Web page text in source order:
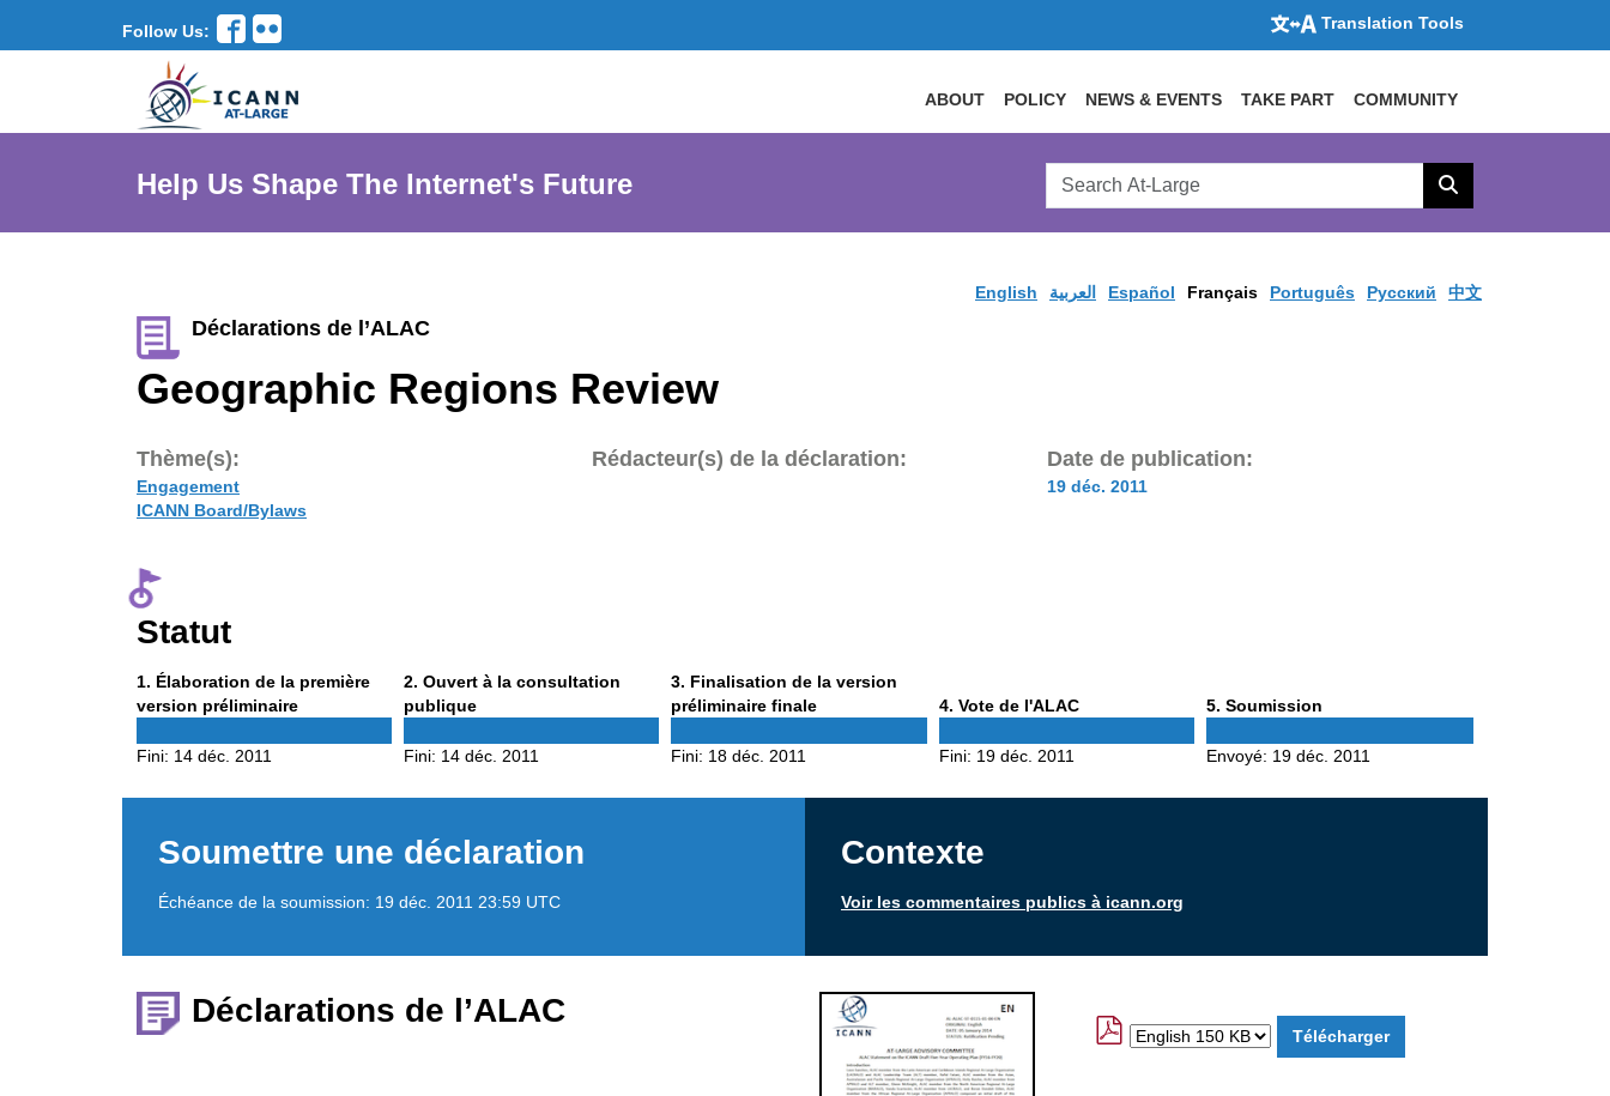
Follow Us: Translation Tools
ABOUT POLICY NEWS & EVENTS TAKE PART COMMUNITY
Help Us Shape The Internet's Future
Search
AtLarge
Search
English العربية Español Français Português Pусский 中文
Déclarations de l’ALAC
Geographic Regions Review
Thème(s):
Engagement
ICANN Board/Bylaws
Rédacteur(s) de la déclaration: Date de publication:
19 déc. 2011
Statut
1 Phase
1
. Élaboration de la première
version préliminaire
Fini: 14 déc. 2011
2 Phase
2
. Ouvert à la consultation
publique
Fini: 14 déc. 2011
3Phase
3
. Finalisation de la version
préliminaire finale
Fini: 18 déc. 2011
4Phase
. Vote de l'ALAC
Fini: 19 déc. 2011
5Phase
. Soumission
Envoyé: 19 déc. 2011
Soumettre une déclaration
Échéance de la soumission: 19 déc. 2011 23:59 UTC
Contexte
Voir les commentaires publics à icann.org
Déclarations de l’ALAC